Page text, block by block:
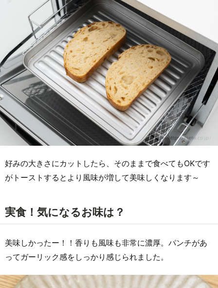
好みの大きさにカットしたら、そのままで食べてもOKです
がトーストするとより風味が増して美味しくなります～
実食！気になるお味は？
美味しかったー！！香りも風味も非常に濃厚。パンチがあ
ってガーリック感をしっかり感じられました。